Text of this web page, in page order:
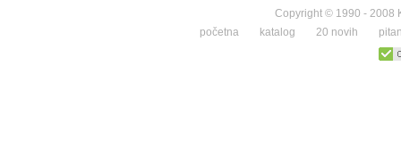
Copyright © 1990 - 2008
početna
katalog 20 novih